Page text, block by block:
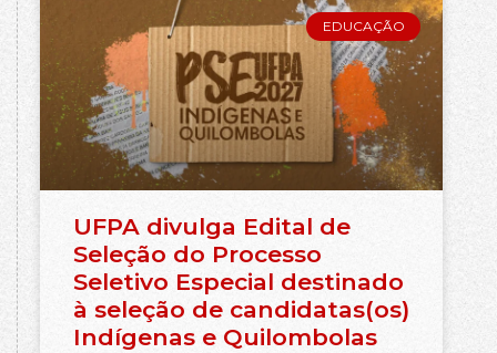
EDUCAÇÃO
UFPA divulga Edital de
Seleção do Processo
Seletivo Especial destinado
à seleção de candidatas(os)
Indígenas e Quilombolas